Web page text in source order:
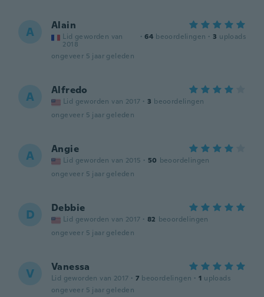
A Alain
Lid geworden van
2018
· 64 beoordelingen · 3 uploads
ongeveer 5 jaar geleden
A Alfredo
Lid geworden van 2017 · 3 beoordelingen
ongeveer 5 jaar geleden
A Angie
Lid geworden van 2015 · 50 beoordelingen
ongeveer 5 jaar geleden
D Debbie
Lid geworden van 2017 · 82 beoordelingen
ongeveer 5 jaar geleden
V Vanessa
Lid geworden van 2017 · 7 beoordelingen · 1 uploads
ongeveer 5 jaar geleden